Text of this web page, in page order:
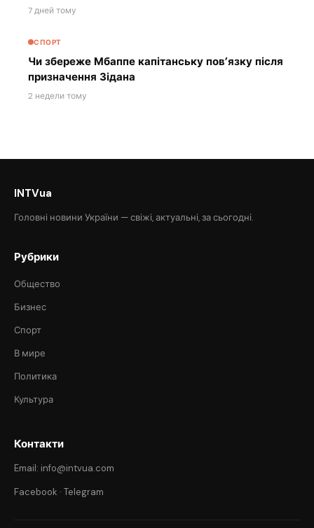
7 дней тому
СПОРТ
Чи збереже Мбаппе капітанську пов’язку після
призначення Зідана
2 недели тому
INTVua
Головні новини України — свіжі, актуальні, за сьогодні.
Рубрики
Общество
Бизнес
Спорт
В мире
Политика
Культура
Контакти
Email: info@intvua.com
Facebook · Telegram